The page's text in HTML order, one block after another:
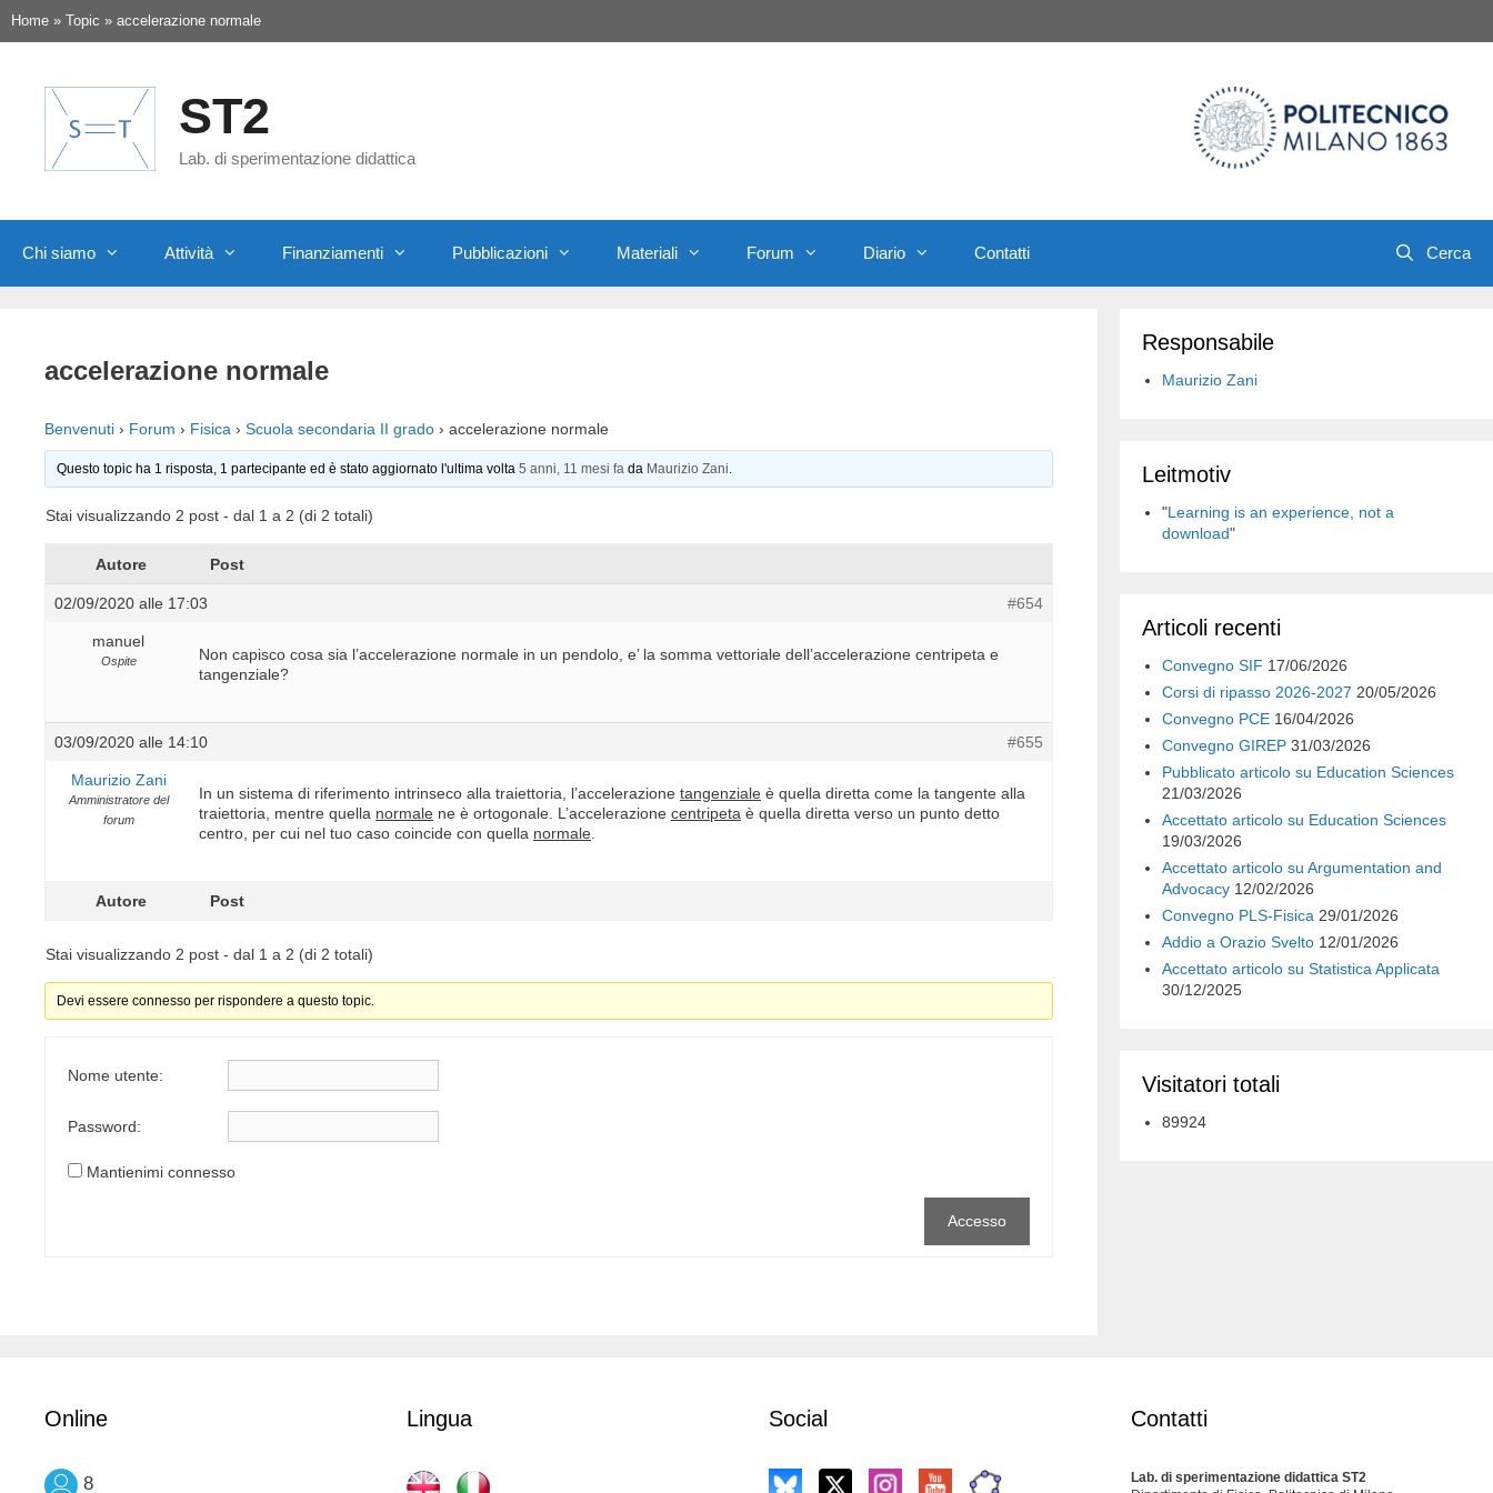
Home » Topic » accelerazione normale
ST2
Lab. di sperimentazione didattica
Chi siamo Attività Finanziamenti Pubblicazioni Materiali Forum Diario Contatti
accelerazione normale
Benvenuti › Forum › Fisica › Scuola secondaria II grado › accelerazione normale
Questo topic ha 1 risposta, 1 partecipante ed è stato aggiornato l'ultima volta5 anni, 11 mesi fa da Maurizio Zani
Stai visualizzando 2 post - dal 1 a 2 (di 2 totali)
Autore Post
02/09/2020 alle 17:03 #654
manuel
Ospite
Non capisco cosa sia l’accelerazione normale in un pendolo, e’ la somma vettoriale dell’accelerazione centripeta e
tangenziale?
03/09/2020 alle 14:10 #655
Maurizio Zani
Amministratore del
forum
In un sistema di riferimento intrinseco alla traiettoria, l’accelerazione tangenziale è quella diretta come la tangente alla
traiettoria, mentre quella normale ne è ortogonale. L’accelerazione centripeta è quella diretta verso un punto detto
centro, per cui nel tuo caso coincide con quella normale
Autore Post
Stai visualizzando 2 post - dal 1 a 2 (di 2 totali)
Devi essere connesso per rispondere a questo topic.
Nome utente:
Password:
Mantienimi connesso
Accesso
Responsabile
Maurizio Zani
Leitmotiv
"Learning is an experience, not a
download"
Articoli recenti
Convegno SIF 17/06/2026
Corsi di ripasso 2026-2027 20/05/2026
Convegno PCE 16/04/2026
Convegno GIREP 31/03/2026
Pubblicato articolo su Education Sciences
21/03/2026
Accettato articolo su Education Sciences
19/03/2026
Accettato articolo su Argumentation and
Advocacy 12/02/2026
Convegno PLS-Fisica 29/01/2026
Addio a Orazio Svelto 12/01/2026
Accettato articolo su Statistica Applicata
30/12/2025
Visitatori totali
89924
Online
8
Lingua Social Contatti
Lab. di sperimentazione didattica ST2